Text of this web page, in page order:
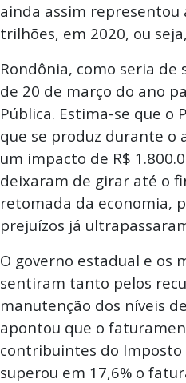
ainda assim representou
trilhões, em 2020, ou
Rondônia, como seria
de 20 de março do ano
Pública. Estima-se que o
que se produz durante o
um impacto de R$
deixaram de girar até o
retomada da economia,
prejuízos já
O governo estadual e os
sentiram tanto pelos
manutenção dos níveis
apontou que o
contribuintes do Imposto
superou em 17,6% o